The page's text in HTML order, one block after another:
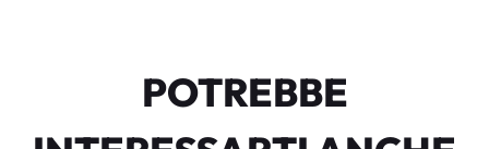
POTREBBE